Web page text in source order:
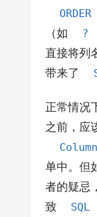
ORDER
（如
?
直接将列
带来了
正常情况
之前，应
Column
单中。但
者的疑忌
致
SQL